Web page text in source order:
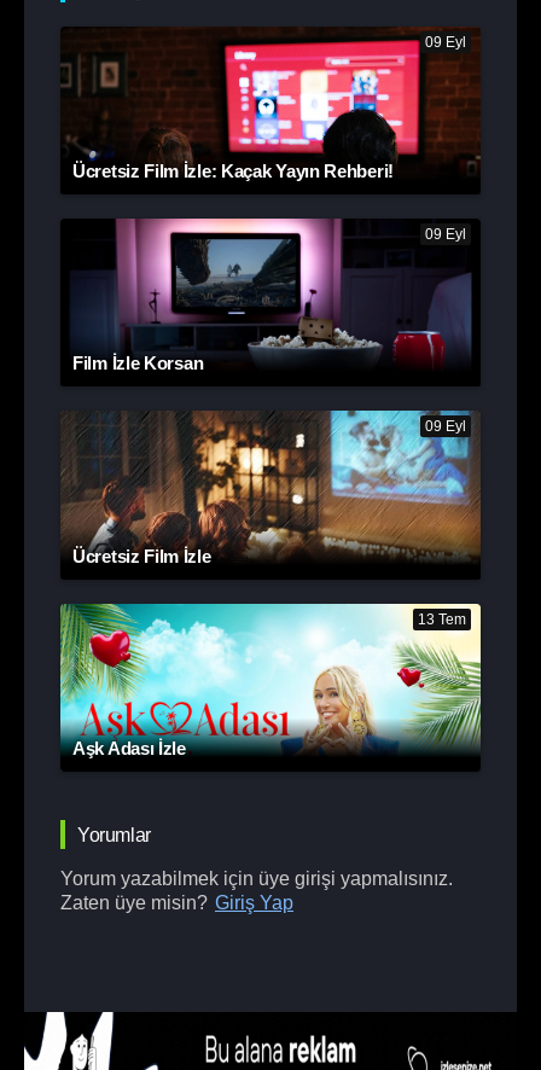
09 Eyl
Ücretsiz Film İzle: Kaçak Yayın Rehberi!
09 Eyl
Film İzle Korsan
09 Eyl
Ücretsiz Film İzle
13 Tem
Aşk Adası İzle
Yorumlar
Yorum yazabilmek için üye girişi yapmalısınız.
Zaten üye misin? Giriş Yap